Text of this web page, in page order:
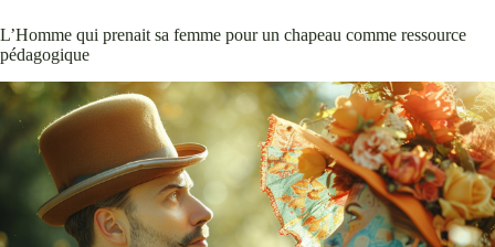
L’Homme qui prenait sa femme pour un chapeau comme ressource
pédagogique